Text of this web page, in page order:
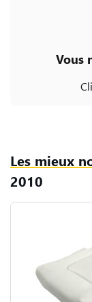
Vous
Les mieux
2010